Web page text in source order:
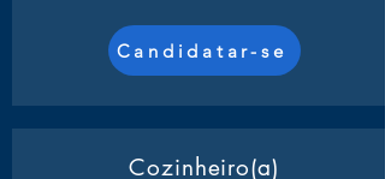
Candidatar-se
Cozinheiro(a)